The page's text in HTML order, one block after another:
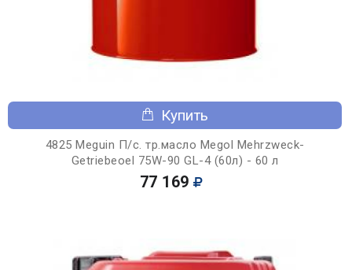
Купить
4825 Meguin П/с. тр.масло Megol Mehrzweck-
Getriebeoel 75W-90 GL-4 (60л) - 60 л
77 169